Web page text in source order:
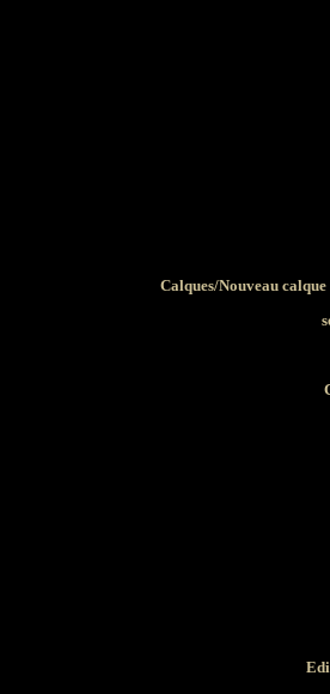
Calques/Nouveau